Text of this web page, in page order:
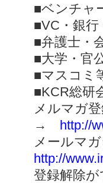
■ベンチャ
■VC・銀行
■弁護士・
■大学・官
■マスコミ
■KCR総研
メルマガ
→ http://
メールマ
http://
登録解除